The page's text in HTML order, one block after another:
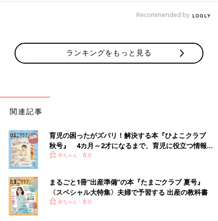
Recommended by
ランキングをもっと見る
関連記事
育児の困ったがズバリ！解決する本『ひよこクラブ
秋号』 4カ月～2才になるまで、育児に役立つ情報が
いっぱい！
赤ちゃん・育児
まるごと1冊“出産準備”の本『たまごクラブ 夏号』
〈スペシャル大特集〉夫婦で予習する 出産の教科書
赤ちゃん・育児